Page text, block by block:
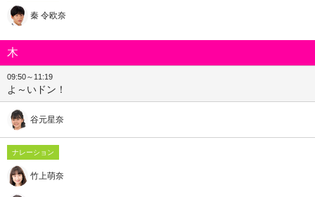
秦 令欧奈
木
09:50～11:19
よ～いドン！
谷元星奈
ナレーション
竹上萌奈